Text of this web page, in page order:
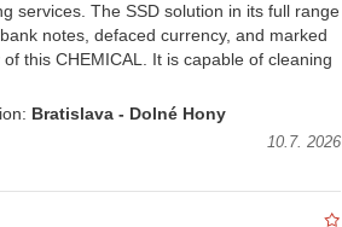
services. The SSD solution in its full range
notes, defaced currency, and marked
this CHEMICAL. It is capable of cleaning
Bratislava - Dolné Hony
10.7. 2026